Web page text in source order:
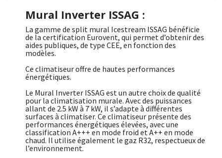
Mural Inverter ISSAG :
La gamme de split mural Icestream ISSAG bénéficie
de la certification Eurovent, qui permet d’obtenir des
aides publiques, de type CEE, en fonction des
modèles.
Ce climatiseur offre de hautes performances
énergétiques.
Le Mural Inverter ISSAG est un autre choix de qualité
pour la climatisation murale. Avec des puissances
allant de 2.5 kW à 7 kW, il s’adapte à différentes
surfaces à climatiser. Ce climatiseur présente des
performances énergétiques élevées, avec une
classification A+++ en mode froid et A++ en mode
chaud. Il utilise également le gaz R32, respectueux de
l’environnement.